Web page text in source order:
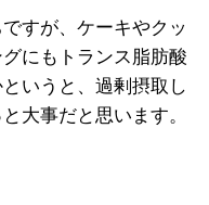
すが、ケーキやクッ
にもトランス脂肪酸
いうと、過剰摂取し
大事だと思います。